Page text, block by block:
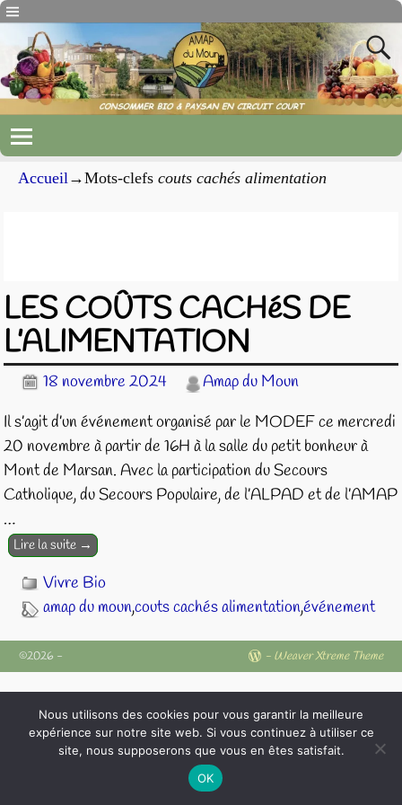
Accueil→Mots-clefs couts cachés alimentation
LES COÛTS CACHéS DE
L’ALIMENTATION
18 novembre 2024
Amap du Moun
Il s’agit d’un événement organisé par le MODEF ce mercredi
20 novembre à partir de 16H à la salle du petit bonheur à
Mont de Marsan. Avec la participation du Secours
Catholique, du Secours Populaire, de l’ALPAD et de l’AMAP
…
Lire la suite →
Vivre Bio
amap du moun,couts cachés alimentation,événement
©2026 - - Weaver Xtreme Theme
Nous utilisons des cookies pour vous garantir la meilleure
expérience sur notre site web. Si vous continuez à utiliser ce
site, nous supposerons que vous en êtes satisfait.
OK